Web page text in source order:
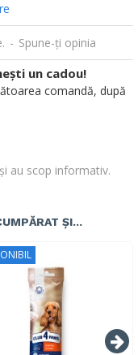
- Spune-ţi opinia
au scop informativ.
un cadou!
comandă, după
ȘI...